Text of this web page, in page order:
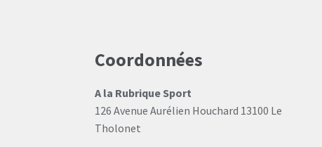
Coordonnées
A la Rubrique Sport
126 Avenue Aurélien Houchard 13100 Le
Tholonet